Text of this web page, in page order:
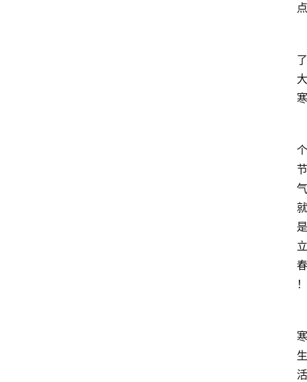
点
了
大
寒
个
节
气
就
是
立
春
！
寒
生
活